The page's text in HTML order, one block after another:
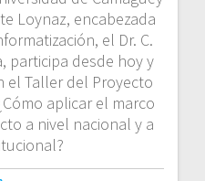
Loynaz, encabezada
el Dr. C.
participa desde hoy y
el Taller del Proyecto
aplicar el marco
a nivel nacional y a